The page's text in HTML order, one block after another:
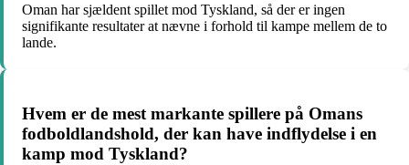
Oman har sjældent spillet mod Tyskland, så der er ingen
signifikante resultater at nævne i forhold til kampe mellem de to
lande.
Hvem er de mest markante spillere på Omans
fodboldlandshold, der kan have indflydelse i en
kamp mod Tyskland?